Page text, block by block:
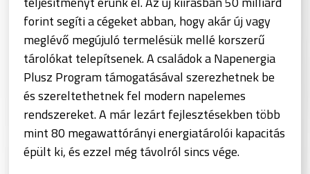
forint segíti a cégeket abban, hogy akár új vagy
meglévő megújuló termelésük mellé korszerű
tárolókat telepítsenek. A családok a Napenergia
Plusz Program támogatásával szerezhetnek be
és szereltethetnek fel modern napelemes
rendszereket. A már lezárt fejlesztésekben több
mint 80 megawattórányi energiatárolói kapacitás
épült ki, és ezzel még távolról sincs vége.